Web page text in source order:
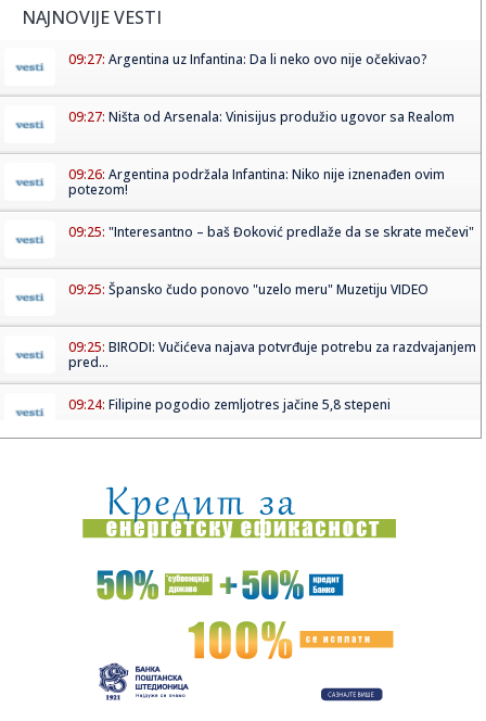
NAJNOVIJE VESTI
09:27: Argentina uz Infantina: Da li neko ovo nije očekivao?
09:27: Ništa od Arsenala: Vinisijus produžio ugovor sa Realom
09:26: Argentina podržala Infantina: Niko nije iznenađen ovim
potezom!
09:25: "Interesantno – baš Đoković predlaže da se skrate mečevi"
09:25: Špansko čudo ponovo "uzelo meru" Muzetiju VIDEO
09:25: BIRODI: Vučićeva najava potvrđuje potrebu za razdvajanjem
pred...
09:24: Filipine pogodio zemljotres jačine 5,8 stepeni
09:23:KOSTOV NA IZLAZNIM VRATIMA: Velikan baš zagrizao za
Zvezdinog bi...
09:21:Без воде Петроварадинска тврђава
SRCE Vranje: Sport u istorijskoj krizi
09:19:Bez vode Petrovardinska tvrđava